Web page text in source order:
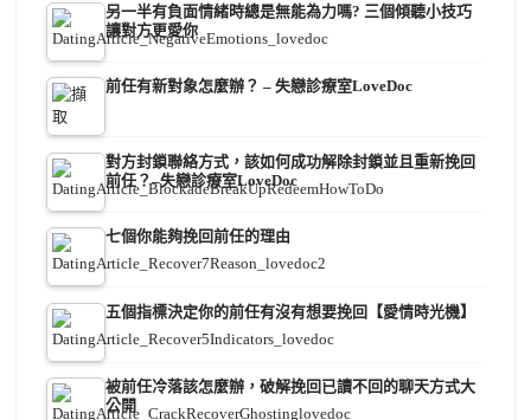
另一半有負面情緒時總是無能為力嗎? 三個傾聽小技巧
讓對方更愛你
前任有新對象怎麼辦？ – 失戀診療室LoveDoc
對方封鎖聯絡方式，該如何成功解除封鎖並且重新挽回
前任？–失戀診療室LoveDoc
七個你能夠挽回前任的理由
五個指標決定你的前任有沒有想要挽回【愛情時光機】
被前任冷落該怎麼辦，破解挽回已讀不回的聊天方式大
公開